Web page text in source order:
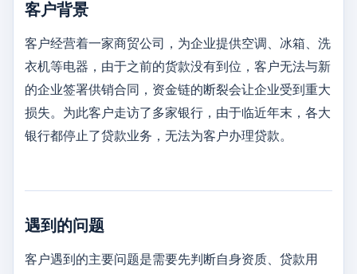
客户背景
客户经营着一家商贸公司，为企业提供空调、冰箱、洗
衣机等电器，由于之前的货款没有到位，客户无法与新
的企业签署供销合同，资金链的断裂会让企业受到重大
损失。为此客户走访了多家银行，由于临近年末，各大
银行都停止了贷款业务，无法为客户办理贷款。
遇到的问题
客户遇到的主要问题是需要先判断自身资质、贷款用